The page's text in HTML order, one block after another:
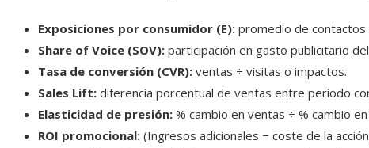
Exposiciones por consumidor (E): promedio de contactos
Share of Voice (SOV): participación en gasto publicitario
Tasa de conversión (CVR): ventas ÷ visitas o impactos.
Sales Lift: diferencia porcentual de ventas entre periodo
Elasticidad de presión: % cambio en ventas ÷ % cambio
ROI promocional: (Ingresos adicionales − coste de la